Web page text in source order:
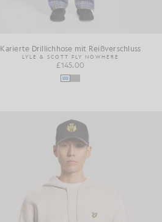
Karierte Drillichhose mit Reißverschluss
LYLE & SCOTT FLY NOWHERE
£145.00